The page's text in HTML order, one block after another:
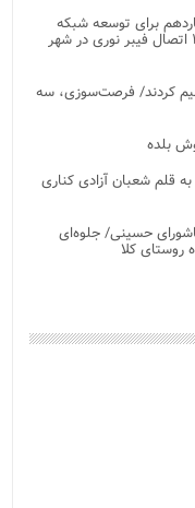
دولت چهاردهم برای توسعه شبکه
تلفن همراه و فیبر نوری در آمل/ برقراری ۱۴۷۰ اتصال فیبر نوری در شهر
کردند/ فرصت‌سوزی، سه
بلده
قلم شعبان آزادی کناری
حسینی/ جلوه‌ای
روستای کلا